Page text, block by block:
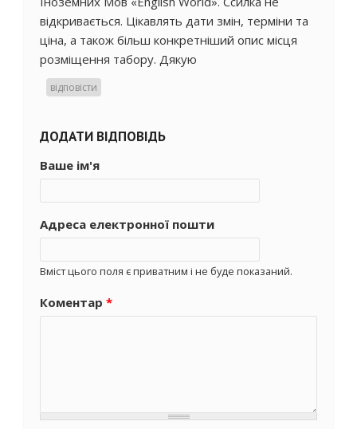
відкривається. Цікавлять дати змін, терміни та
ціна, а також більш конкретніший опис місця
розміщення табору. Дякую
відповісти
ДОДАТИ ВІДПОВІДЬ
Ваше ім'я
Адреса електронної пошти
Вміст цього поля є приватним і не буде показаний.
Коментар *